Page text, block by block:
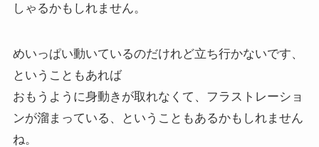
しゃるかもしれません。
めいっぱい動いているのだけれど立ち行かないです、
ということもあれば
おもうように身動きが取れなくて、フラストレーショ
ンが溜まっている、ということもあるかもしれません
ね。